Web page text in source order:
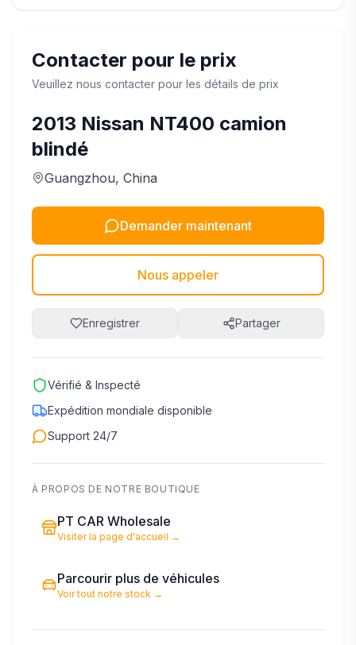
Contacter pour le prix
Veuillez nous contacter pour les détails de prix
2013 Nissan NT400 camion
blindé
Guangzhou, China
Demander maintenant
Nous appeler
Enregistrer Partager
Vérifié & Inspecté
Expédition mondiale disponible
Support 24/7
À PROPOS DE NOTRE BOUTIQUE
PT CAR Wholesale
Visiter la page d'accueil →
Parcourir plus de véhicules
Voir tout notre stock →